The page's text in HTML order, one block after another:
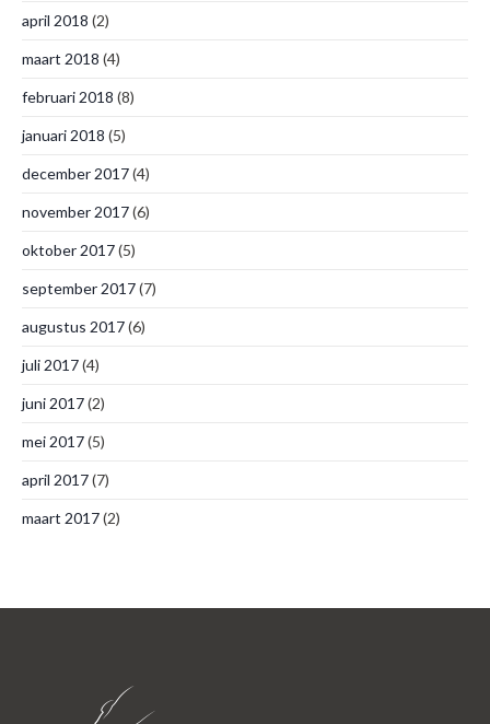
april 2018 (2)
maart 2018 (4)
februari 2018 (8)
januari 2018 (5)
december 2017(4)
november 2017(6)
oktober 2017(5)
september 2017(7)
augustus 2017(6)
juli 2017(4)
juni 2017(2)
mei 2017(5)
april 2017(7)
maart 2017(2)